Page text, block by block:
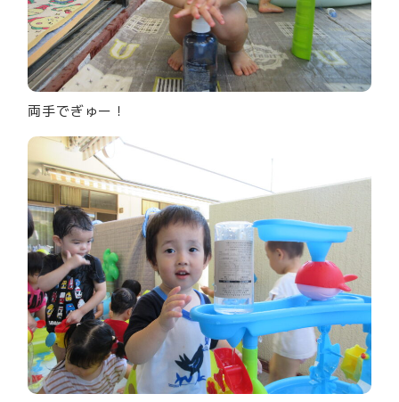
両手でぎゅー！